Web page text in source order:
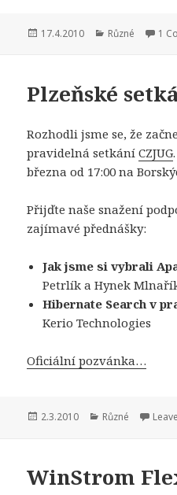
Publikováno:
17.4.2010 Rubriky:
Různé 1
Plzeňské
Rozhodli jsme se, že
pravidelná setkáníCZJUG
března od 17:00 na
Přijďte naše snažení
zajímavé přednášky:
Jak jsme si vybrali
Petrlík a Hynek
Hibernate Search v
Kerio Technologies
Oficiální pozvánka…
Publikováno:
2.3.2010 Rubriky:
Různé
WinStrom